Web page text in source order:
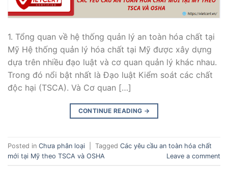
1. Tổng quan về hệ thống quản lý an toàn hóa chất tại
Mỹ Hệ thống quản lý hóa chất tại Mỹ được xây dựng
dựa trên nhiều đạo luật và cơ quan quản lý khác nhau.
Trong đó nổi bật nhất là Đạo luật Kiểm soát các chất
độc hại (TSCA). Và Cơ quan […]
CONTINUE READING →
Posted in Chưa phân loại Tagged Các yêu cầu an toàn hóa chất
mới tại Mỹ theo TSCA và OSHA
Leave a comment